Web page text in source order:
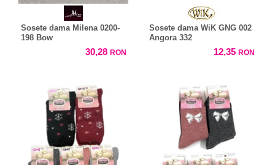
Sosete dama Milena 0200-
198 Bow
30,28 RON
Sosete dama WiK GNG 002
Angora 332
12,35 RON